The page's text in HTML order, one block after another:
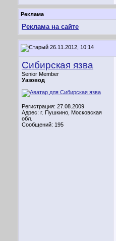
Реклама
Реклама на сайте
26.11.2012, 10:14
Сибирская язва
Senior Member
Уазовод
Регистрация: 27.08.2009
Адрес: г. Пушкино, Московская
обл.
Сообщений: 195